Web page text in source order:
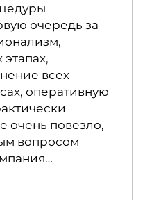
очередь за
всех
оперативную
очень повезло,
вопросом